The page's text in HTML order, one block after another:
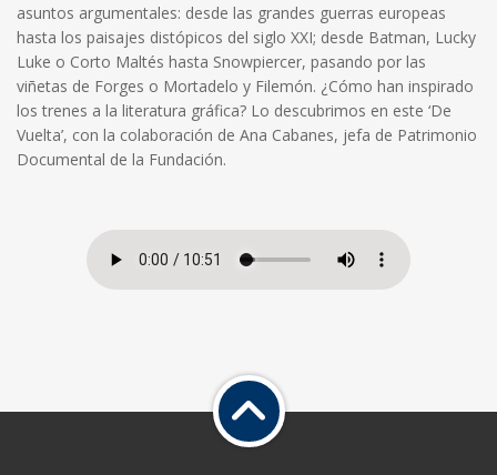
asuntos argumentales: desde las grandes guerras europeas
hasta los paisajes distópicos del siglo XXI; desde Batman, Lucky
Luke o Corto Maltés hasta Snowpiercer, pasando por las
viñetas de Forges o Mortadelo y Filemón. ¿Cómo han inspirado
los trenes a la literatura gráfica? Lo descubrimos en este ‘De
Vuelta’, con la colaboración de Ana Cabanes, jefa de Patrimonio
Documental de la Fundación.